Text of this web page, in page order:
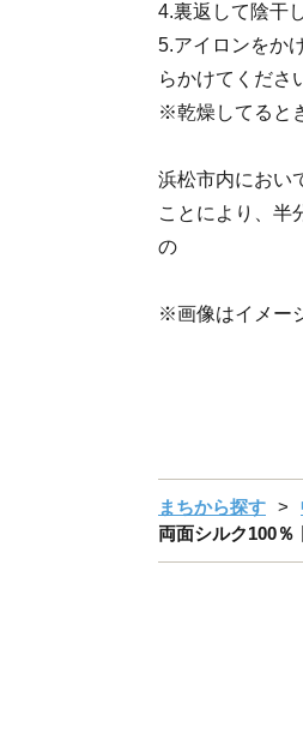
4.裏返して陰干
5.アイロンをか
らかけてくださ
※乾燥してると
浜松市内におい
ことにより、半
の
※画像はイメー
まちから探す
両面シルク100